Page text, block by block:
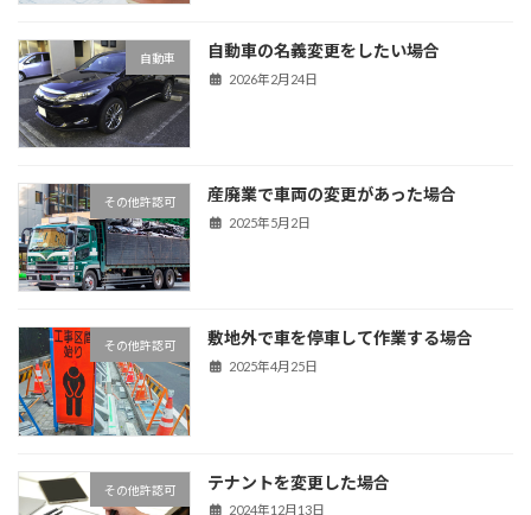
自動車 自動車の名義変更をしたい場合
2026年2月24日
その他許認可 産廃業で車両の変更があった場合
2025年5月2日
その他許認可 敷地外で車を停車して作業する場合
2025年4月25日
その他許認可 テナントを変更した場合
2024年12月13日